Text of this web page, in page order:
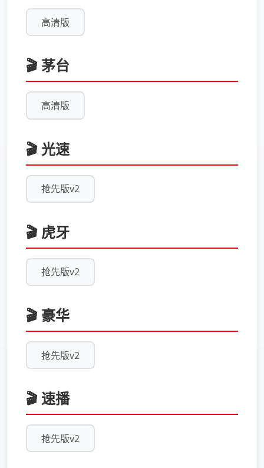
高清版
🎬 茅台
高清版
🎬 光速
抢先版v2
🎬 虎牙
抢先版v2
🎬 豪华
抢先版v2
🎬 速播
抢先版v2